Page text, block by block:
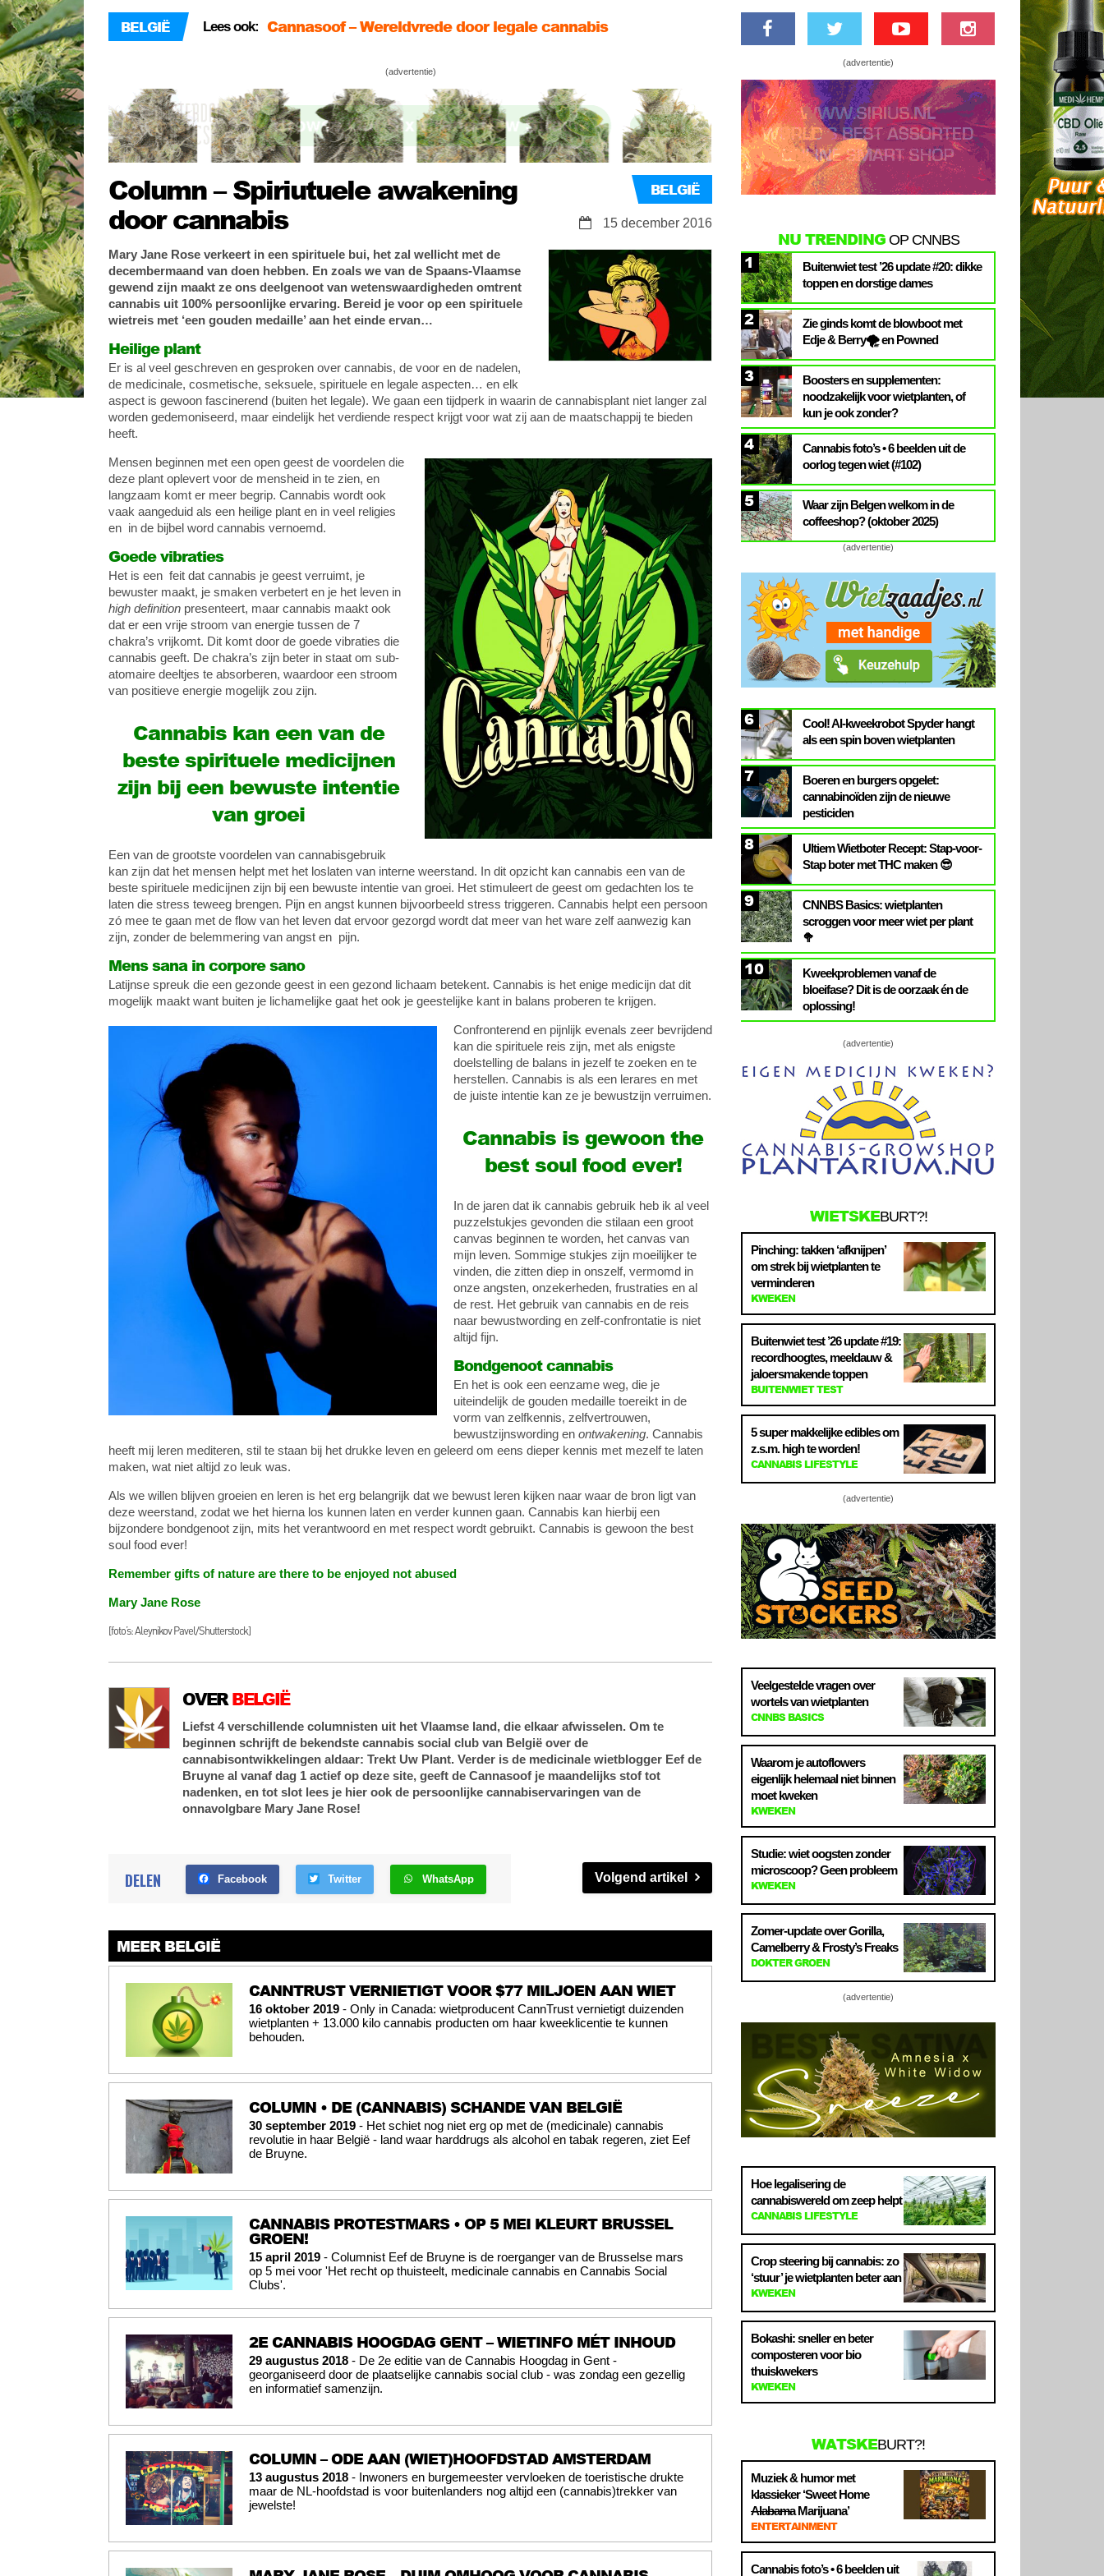
BELGIË Lees ook: Cannasoof – Wereldvrede door legale cannabis
Cannabis social club ‘Mambo’ vierde jaar juridische strijd in
Trekt Uw Plant – cannabis social club in bloei
(advertentie)
Column – Spiriutuele awakening
door cannabis
BELGIË
15 december 2016
Mary Jane Rose verkeert in een spirituele bui, het zal wellicht met de
decembermaand van doen hebben. En zoals we van de Spaans-Vlaamse
gewend zijn maakt ze ons deelgenoot van wetenswaardigheden omtrent
cannabis uit 100% persoonlijke ervaring. Bereid je voor op een spirituele
wietreis met ‘een gouden medaille’ aan het einde ervan…
Heilige plant
Er is al veel geschreven en gesproken over cannabis, de voor en de nadelen,
de medicinale, cosmetische, seksuele, spirituele en legale aspecten… en elk
aspect is gewoon fascinerend (buiten het legale). We gaan een tijdperk in waarin de cannabisplant niet langer zal
worden gedemoniseerd, maar eindelijk het verdiende respect krijgt voor wat zij aan de maatschappij te bieden
heeft.
Mensen beginnen met een open geest de voordelen die
deze plant oplevert voor de mensheid in te zien, en
langzaam komt er meer begrip. Cannabis wordt ook
vaak aangeduid als een heilige plant en in veel religies
en in de bijbel word cannabis vernoemd.
Goede vibraties
Het is een feit dat cannabis je geest verruimt, je
bewuster maakt, je smaken verbetert en je het leven in
high definition presenteert, maar cannabis maakt ook
dat er een vrije stroom van energie tussen de 7
chakra’s vrijkomt. Dit komt door de goede vibraties die
cannabis geeft. De chakra’s zijn beter in staat om sub-
atomaire deeltjes te absorberen, waardoor een stroom
van positieve energie mogelijk zou zijn.
Cannabis kan een van de
beste spirituele medicijnen
zijn bij een bewuste intentie
van groei
Een van de grootste voordelen van cannabisgebruik
kan zijn dat het mensen helpt met het loslaten van interne weerstand. In dit opzicht kan cannabis een van de
beste spirituele medicijnen zijn bij een bewuste intentie van groei. Het stimuleert de geest om gedachten los te
laten die stress teweeg brengen. Pijn en angst kunnen bijvoorbeeld stress triggeren. Cannabis helpt een persoon
zó mee te gaan met de flow van het leven dat ervoor gezorgd wordt dat meer van het ware zelf aanwezig kan
zijn, zonder de belemmering van angst en pijn.
Mens sana in corpore sano
Latijnse spreuk die een gezonde geest in een gezond lichaam betekent. Cannabis is het enige medicijn dat dit
mogelijk maakt want buiten je lichamelijke gaat het ook je geestelijke kant in balans proberen te krijgen.
Confronterend en pijnlijk evenals zeer bevrijdend
kan die spirituele reis zijn, met als enigste
doelstelling de balans in jezelf te zoeken en te
herstellen. Cannabis is als een lerares en met
de juiste intentie kan ze je bewustzijn verruimen.
Cannabis is gewoon the
best soul food ever!
In de jaren dat ik cannabis gebruik heb ik al veel
puzzelstukjes gevonden die stilaan een groot
canvas beginnen te worden, het canvas van
mijn leven. Sommige stukjes zijn moeilijker te
vinden, die zitten diep in onszelf, vermomd in
onze angsten, onzekerheden, frustraties en al
de rest. Het gebruik van cannabis en de reis
naar bewustwording en zelf-confrontatie is niet
altijd fijn.
Bondgenoot cannabis
En het is ook een eenzame weg, die je
uiteindelijk de gouden medaille toereikt in de
vorm van zelfkennis, zelfvertrouwen,
bewustzijnswording en ontwakening. Cannabis
heeft mij leren mediteren, stil te staan bij het drukke leven en geleerd om eens dieper kennis met mezelf te laten
maken, wat niet altijd zo leuk was.
Als we willen blijven groeien en leren is het erg belangrijk dat we bewust leren kijken naar waar de bron ligt van
deze weerstand, zodat we het hierna los kunnen laten en verder kunnen gaan. Cannabis kan hierbij een
bijzondere bondgenoot zijn, mits het verantwoord en met respect wordt gebruikt. Cannabis is gewoon the best
soul food ever!
Remember gifts of nature are there to be enjoyed not abused
Mary Jane Rose
[foto’s: Aleynikov Pavel/Shutterstock]
OVERBELGIË
Liefst 4 verschillende columnisten uit het Vlaamse land, die elkaar afwisselen. Om te
beginnen schrijft de bekendste cannabis social club van België over de
cannabisontwikkelingen aldaar: Trekt Uw Plant. Verder is de medicinale wietblogger Eef de
Bruyne al vanaf dag 1 actief op deze site, geeft de Cannasoof je maandelijks stof tot
nadenken, en tot slot lees je hier ook de persoonlijke cannabiservaringen van de
onnavolgbare Mary Jane Rose!
DELEN Facebook Twitter WhatsApp Volgend artikel
MEER BELGIË
CANNTRUST VERNIETIGT VOOR $77 MILJOEN AAN WIET
16 oktober 2019 - Only in Canada: wietproducent CannTrust vernietigt duizenden
wietplanten + 13.000 kilo cannabis producten om haar kweeklicentie te kunnen
behouden.
COLUMN • DE (CANNABIS) SCHANDE VAN BELGIË
30 september 2019 - Het schiet nog niet erg op met de (medicinale) cannabis
revolutie in haar België - land waar harddrugs als alcohol en tabak regeren, ziet Eef
de Bruyne.
CANNABIS PROTESTMARS • OP 5 MEI KLEURT BRUSSEL
GROEN!
15 april 2019 - Columnist Eef de Bruyne is de roerganger van de Brusselse mars
op 5 mei voor 'Het recht op thuisteelt, medicinale cannabis en Cannabis Social
Clubs'.
2E CANNABIS HOOGDAG GENT – WIETINFO MÉT INHOUD
29 augustus 2018 - De 2e editie van de Cannabis Hoogdag in Gent -
georganiseerd door de plaatselijke cannabis social club - was zondag een gezellig
en informatief samenzijn.
COLUMN – ODE AAN (WIET)HOOFDSTAD AMSTERDAM
13 augustus 2018 - Inwoners en burgemeester vervloeken de toeristische drukte
maar de NL-hoofdstad is voor buitenlanders nog altijd een (cannabis)trekker van
jewelste!
(advertentie)
NU TRENDINGOP CNNBS
1
Buitenwiet test ’26 update #20: dikke
toppen en dorstige dames
2
Zie ginds komt de blowboot met
Edje & Berry🌪️ en Powned
3
Boosters en supplementen:
noodzakelijk voor wietplanten, of
kun je ook zonder?
4
Cannabis foto’s • 6 beelden uit de
oorlog tegen wiet (#102)
5
Waar zijn Belgen welkom in de
coffeeshop? (oktober 2025)
(advertentie)
6
Cool! AI-kweekrobot Spyder hangt
als een spin boven wietplanten
7
Boeren en burgers opgelet:
cannabinoïden zijn de nieuwe
pesticiden
8
Ultiem Wietboter Recept: Stap-voor-
Stap boter met THC maken 😎
9
CNNBS Basics: wietplanten
scroggen voor meer wiet per plant
🥦
10
Kweekproblemen vanaf de
bloeifase? Dit is de oorzaak én de
oplossing!
(advertentie)
WIETSKEBURT?!
Pinching: takken ‘afknijpen’
om strek bij wietplanten te
verminderen
KWEKEN
Buitenwiet test ’26 update #19:
recordhoogtes, meeldauw &
jaloersmakende toppen
BUITENWIET TEST
5 super makkelijke edibles om
z.s.m. high te worden!
CANNABIS LIFESTYLE
(advertentie)
Veelgestelde vragen over
wortels van wietplanten
CNNBS BASICS
Waarom je autoflowers
eigenlijk helemaal niet binnen
moet kweken
KWEKEN
Studie: wiet oogsten zonder
microscoop? Geen probleem
KWEKEN
Zomer-update over Gorilla,
Camelberry & Frosty’s Freaks
DOKTER GROEN
(advertentie)
Hoe legalisering de
cannabiswereld om zeep helpt
CANNABIS LIFESTYLE
Crop steering bij cannabis: zo
‘stuur’ je wietplanten beter aan
KWEKEN
Bokashi: sneller en beter
composteren voor bio
thuiskwekers
KWEKEN
WATSKEBURT?!
Muziek & humor met
klassieker ‘Sweet Home
AlabamaMarijuana’
ENTERTAINMENT
Cannabis foto’s • 6 beelden uit